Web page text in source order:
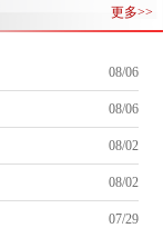
更多>>
08/06
08/06
08/02
08/02
07/29